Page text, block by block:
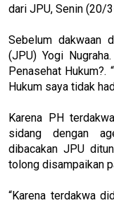
dari JPU, Senin (20/
Sebelum dakwaan
(JPU) Yogi
Penasehat Hukum?.
Hukum saya tidak
Karena PH
sidang dengan
dibacakan JPU
tolong disampaikan
“Karena terdakwa